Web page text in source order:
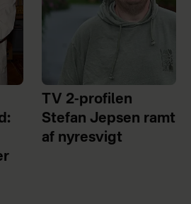
TV 2-profilen
Stefan Jepsen ramt
af nyresvigt